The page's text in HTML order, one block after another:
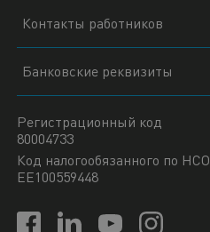
Контакты работников
Банковские реквизиты
Регистрационный код
80004733
Код налогообязанного по НСО
EE100559448